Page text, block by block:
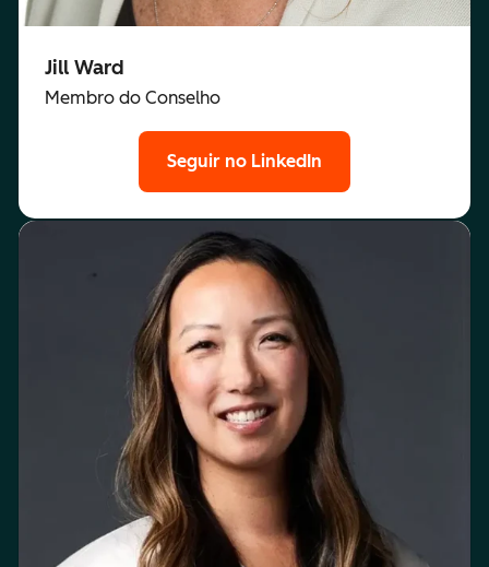
Jill Ward
Membro do Conselho
Seguir no LinkedIn